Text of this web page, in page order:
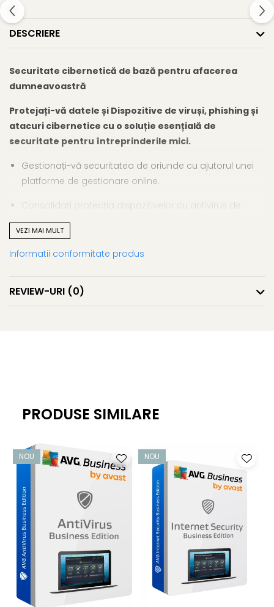
DESCRIERE
Securitate cibernetică de bază pentru afacerea
dumneavoastră
Protejați-vă datele și Dispozitive de viruși, phishing și
atacuri cibernetice cu o soluție esențială de
securitate pentru întreprinderile mici.
Gestionați-vă securitatea de oriunde cu ajutorul unei
platforme de gestionare online.
Consolidați protecția dispozitivelor cu antivirus de
ultimă generație și detectarea amenințărilor bazată pe
inteligență artificială.
Preîntâmpinați phishing-ul și scurgerile de date cu un
firewall și mai multe module de protecție.
Protecția dispozitivelor
Obțineți o protecție neîntreruptă care vă ajută să țineți
alte amenințări cibernetice departe de PC-urile
dumneavoastră Windows, de calculatoarele Mac și de
serverele Windows.
Protecție împotriva fișierelor, e-mailurilor și site-urilor
web infectate
Modulele noastre File System Protection, Email Protection,
Web Protection și Real Site vă ajută să preveniți infecțiile cu
malware și atacurile de phishing. Protecția
comportamentală și CyberCapture bazat pe inteligență
VEZI MAI MULT
Informatii conformitate produs
REVIEW-URI (0)
PRODUSE SIMILARE
NOU NOU